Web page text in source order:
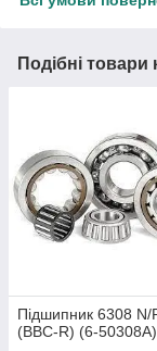
Подібні товари
Підшипник 6308 N/
(BBC-R) (6-50308А)